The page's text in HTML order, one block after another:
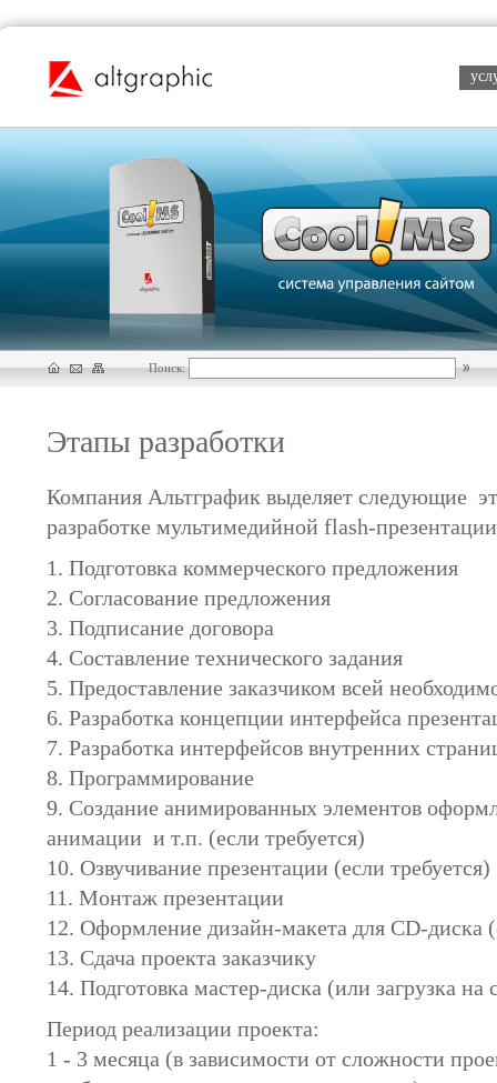
Поиск:
Этапы разработки
Компания Альтграфик выделяет следующие
разработке мультимедийной flash-
1. Подготовка коммерческого предложения
2. Согласование предложения
3. Подписание договора
4. Составление технического задания
5. Предоставление заказчиком всей
6. Разработка концепции интерфейса
7. Разработка интерфейсов внутренних
8. Программирование
9. Создание анимированных элементов
анимации и т.п. (если требуется)
10. Озвучивание презентации (если требуется)
11. Монтаж презентации
12. Оформление дизайн-макета для CD-диска
13. Сдача проекта заказчику
14. Подготовка мастер-диска (или загрузка на
Период реализации проекта:
1 - 3 месяца (в зависимости от сложности